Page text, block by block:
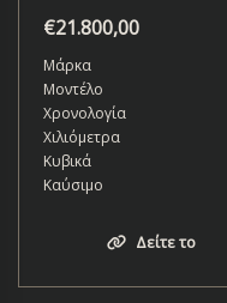
€21.800,00
Μάρκα
Μοντέλο
Χρονολογία
Χιλιόμετρα
Κυβικά
Καύσιμο
Δείτε το